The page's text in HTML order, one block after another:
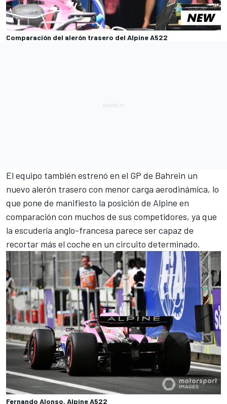
Comparación del alerón trasero del Alpine A522
El equipo también estrenó en el GP de Bahrein un
nuevo alerón trasero con menor carga aerodinámica, lo
que pone de manifiesto la posición de Alpine en
comparación con muchos de sus competidores, ya que
la escudería anglo-francesa parece ser capaz de
recortar más el coche en un circuito determinado.
Fernando Alonso, Alpine A522